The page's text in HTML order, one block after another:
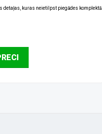
detaļas, kuras neietilpst piegādes komplektā.